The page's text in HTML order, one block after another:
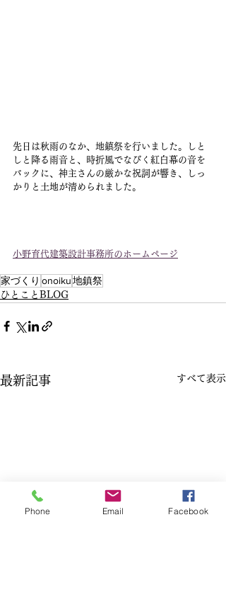
先日は秋雨のなか、地鎮祭を行いました。しと
しと降る雨音と、時折風でなびく紅白幕の音を
バックに、神主さんの厳かな祝詞が響き、しっ
かりと土地が清められました。
小野育代建築設計事務所のホームページ
家づくり onoiku地鎮祭
ひとことBLOG
最新記事 すべて表示
Phone Email Facebook